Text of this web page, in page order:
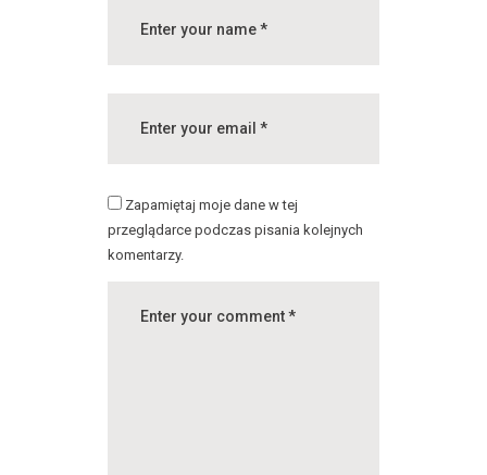
Zapamiętaj moje dane w tej
przeglądarce podczas pisania kolejnych
komentarzy.